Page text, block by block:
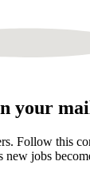
your
Follow this
new jobs